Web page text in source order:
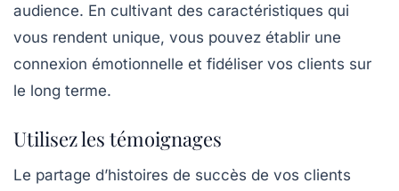
audience. En cultivant des caractéristiques qui
vous rendent unique, vous pouvez établir une
connexion émotionnelle et fidéliser vos clients sur
le long terme.
Utilisez les témoignages
Le partage d’histoires de succès de vos clients